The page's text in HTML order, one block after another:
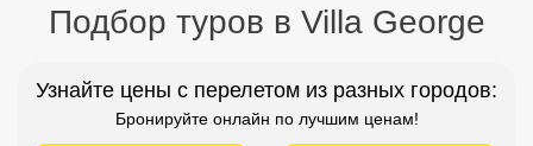
Подбор туров в Villa George
Узнайте цены с перелетом из разных городов:
Бронируйте онлайн по лучшим ценам!